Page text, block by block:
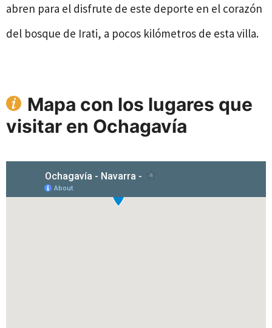
abren para el disfrute de este deporte en el corazón
del bosque de Irati, a pocos kilómetros de esta villa.
Mapa con los lugares que
visitar en Ochagavía